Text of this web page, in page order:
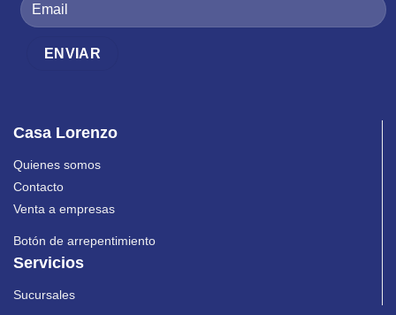
Casa Lorenzo
Quienes somos
Contacto
Venta a empresas
Botón de arrepentimiento
Servicios
Sucursales